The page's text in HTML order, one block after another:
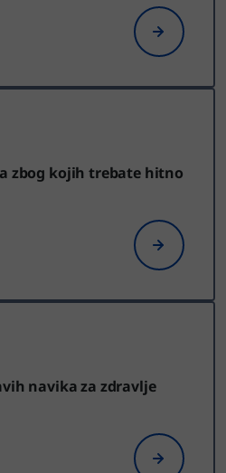
zbog kojih trebate hitno
navika za zdravlje